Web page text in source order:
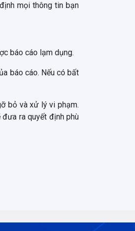
mọi thông tin bạn
báo cáo lạm dụng.
báo cáo. Nếu có bất
bỏ và xử lý vi phạm.
ra quyết định phù